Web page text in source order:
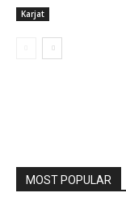
Karjat
MOST POPULAR